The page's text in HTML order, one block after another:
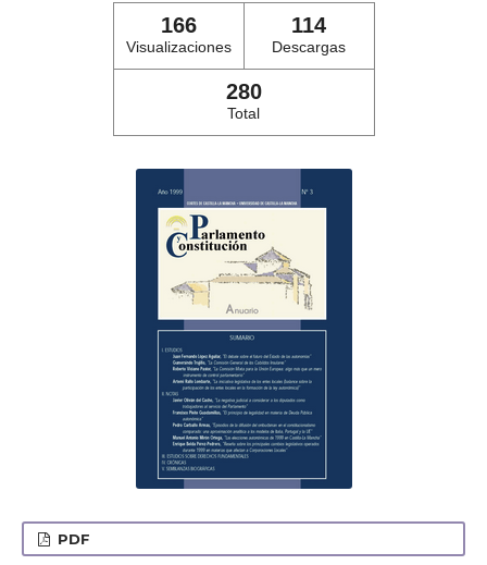
166
Visualizaciones
114
Descargas
280
Total
PDF